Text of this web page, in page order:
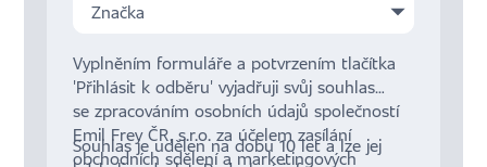
Značka
Vyplněním formuláře a potvrzením tlačítka
'Přihlásit k odběru' vyjadřuji svůj souhlas
se zpracováním osobních údajů společností
Emil Frey ČR, s.r.o. za účelem zasílání
obchodních sdělení a marketingových
Souhlas je udělen na dobu 10 let a lze jej